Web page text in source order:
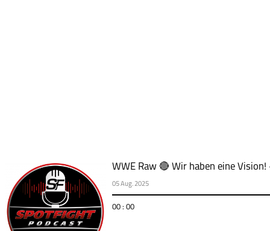
WWE Raw 🔴 Wir haben eine
05 Aug. 2025
00 : 00